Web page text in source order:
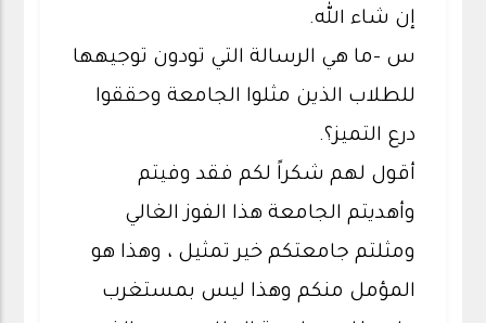
إن شاء الله.
س -ما هي الرسالة التي تودون توجيهها
للطلاب الذين مثلوا الجامعة وحققوا
درع التميز؟.
أقول لهم شكراً لكم فقد وفيتم
وأهديتم الجامعة هذا الفوز الغالي
ومثلتم جامعتكم خير تمثيل ، وهذا هو
المؤمل منكم وهذا ليس بمستغرب